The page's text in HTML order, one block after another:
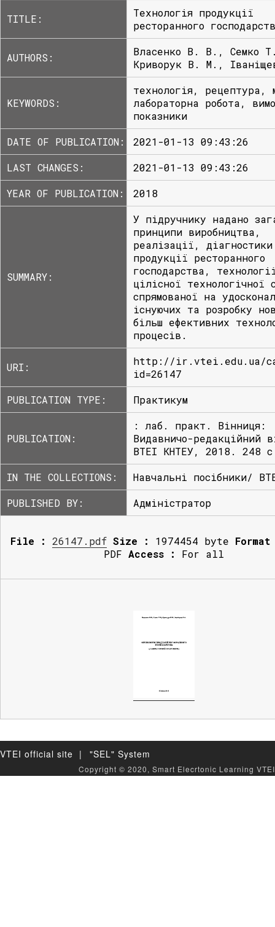
TITLE:
Технологія продукції
ресторанного
AUTHORS:
Власенко В. В., Семко
Криворук В. М.,
KEYWORDS:
технологія, рецептура,
лабораторна робота,
показники
DATE OF PUBLICATION:
2021-01-13 09:43:26
LAST CHANGES:
2021-01-13 09:43:26
YEAR OF PUBLICATION:
2018
SUMMARY:
У підручнику надано
принципи виробництва,
реалізації, діагностики
продукції ресторанного
господарства,
цілісної технологічної
спрямованої на
існуючих та розробку
більш ефективних
процесів.
URI:
http://ir.vtei.edu.ua/
id=26147
PUBLICATION TYPE:
Практикум
PUBLICATION:
: лаб. практ. Вінниця:
Видавничо-редакційний
ВТЕІ КНТЕУ, 2018. 248
IN THE COLLECTIONS:
Навчальні посібники/
PUBLISHED BY:
Адміністратор
File : 26147.pdf Size : 1974454 byte
PDF Access : For all
VTEI official site | "SEL" System
Copyright © 2020, Smart Elecrtonic Learning VTEI